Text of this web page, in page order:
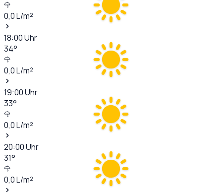
0,0L/m²
18:00Uhr
34°
0,0L/m²
19:00Uhr
33°
0,0L/m²
20:00Uhr
31°
0,0L/m²